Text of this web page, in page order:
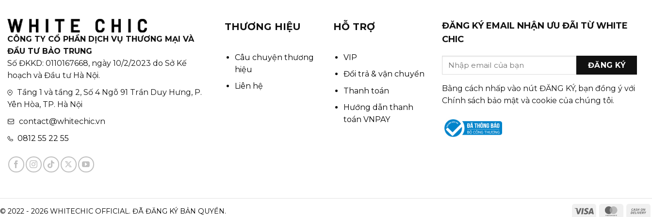
CÔNG TY CỔ PHẦN DỊCH VỤ THƯƠNG MẠI VÀ
ĐẦU TƯ BẢO TRUNG
Số ĐKKD: 0110167668, ngày 10/2/2023 do Sở Kế
hoạch và Đầu tư Hà Nội.
Tầng 1 và tầng 2, Số 4 Ngõ 91 Trần Duy Hưng, P.
Yên Hòa, TP. Hà Nội
contact@whitechic.vn
0812 55 22 55
THƯƠNG HIỆU
Câu chuyện thương
hiệu
Liên hệ
HỖ TRỢ
VIP
Đổi trả & vận chuyển
Thanh toán
Hướng dẫn thanh
toán VNPAY
ĐĂNG KÝ EMAIL NHẬN ƯU ĐÃI TỪ WHITE
CHIC
Bằng cách nhấp vào nút ĐĂNG KÝ, bạn đồng ý với
Chính sách bảo mật và cookie của chúng tôi.
© 2022 - 2026 WHITECHIC OFFICIAL. ĐÃ ĐĂNG KÝ BẢN QUYỀN.